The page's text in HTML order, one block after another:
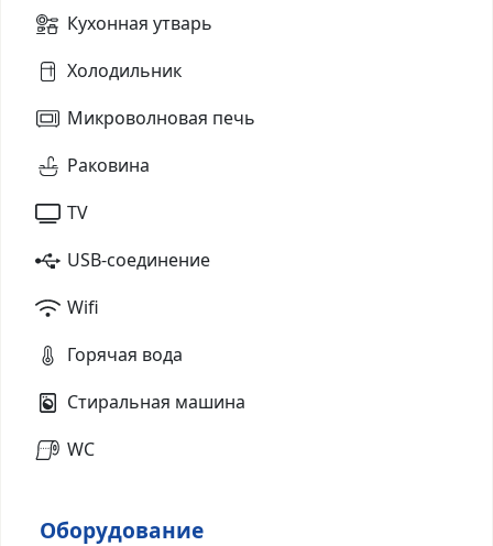
Кухонная утварь
Холодильник
Микроволновая печь
Раковина
TV
USB-соединение
Wifi
Горячая вода
Стиральная машина
WC
Оборудование